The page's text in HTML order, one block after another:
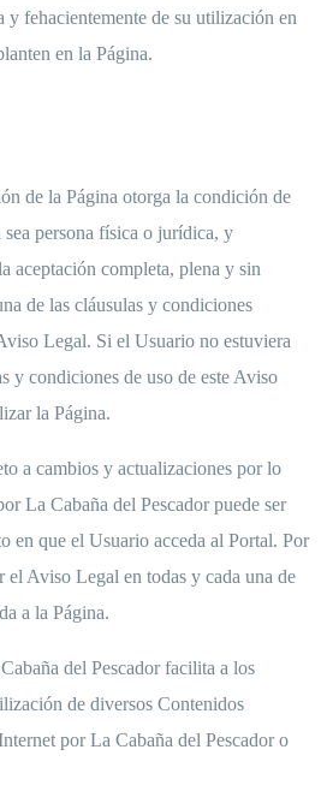
y fehacientemente de su utilización en
en la Página.
de la Página otorga la condición de
persona física o jurídica, y
aceptación completa, plena y sin
de las cláusulas y condiciones
Legal. Si el Usuario no estuviera
y condiciones de uso de este Aviso
la Página.
a cambios y actualizaciones por lo
La Cabaña del Pescador puede ser
en que el Usuario acceda al Portal. Por
el Aviso Legal en todas y cada una de
a la Página.
del Pescador facilita a los
de diversos Contenidos
por La Cabaña del Pescador o